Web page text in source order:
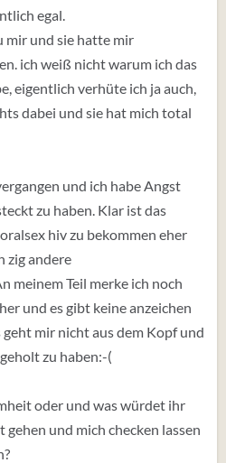
egal.
mir und sie hatte mir
ich weiß nicht warum ich das
eigentlich verhüte ich ja auch,
dabei und sie hat mich total
und ich habe Angst
zu haben. Klar ist das
hiv zu bekommen eher
zig andere
meinem Teil merke ich noch
und es gibt keine anzeichen
mir nicht aus dem Kopf und
zu haben:-(
oder und was würdet ihr
gehen und mich checken lassen